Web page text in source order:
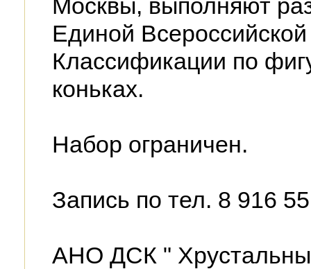
Москвы, выполняют
Единой
Классификации по
коньках.
Набор ограничен.
Запись по тел. 8 916
АНО ДСК "